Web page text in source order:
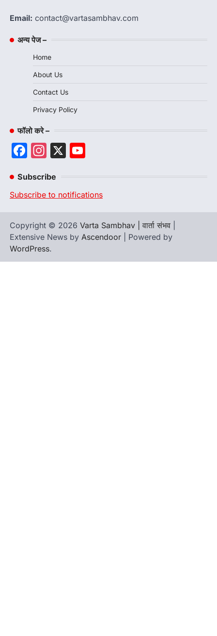
Email: contact@vartasambhav.com
अन्य पेज –
Home
About Us
Contact Us
Privacy Policy
फॉलो करे –
Facebook
Instagram
X
Subscribe
Subscribe to notifications
Copyright © 2026 Varta Sambhav | वार्ता संभव
Extensive News by Ascendoor | Powered by
WordPress.